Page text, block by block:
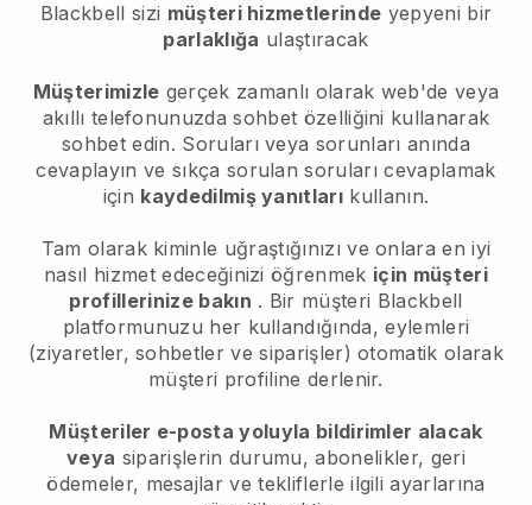
Blackbell sizi müşteri hizmetlerinde yepyeni bir
parlaklığa ulaştıracak
Müşterimizle gerçek zamanlı olarak web'de veya
akıllı telefonunuzda sohbet özelliğini kullanarak
sohbet edin. Soruları veya sorunları anında
cevaplayın ve sıkça sorulan soruları cevaplamak
için kaydedilmiş yanıtları kullanın.
Tam olarak kiminle uğraştığınızı ve onlara en iyi
nasıl hizmet edeceğinizi öğrenmek için müşteri
profillerinize bakın . Bir müşteri Blackbell
platformunuzu her kullandığında, eylemleri
(ziyaretler, sohbetler ve siparişler) otomatik olarak
müşteri profiline derlenir.
Müşteriler e-posta yoluyla bildirimler alacak
veya siparişlerin durumu, abonelikler, geri
ödemeler, mesajlar ve tekliflerle ilgili ayarlarına